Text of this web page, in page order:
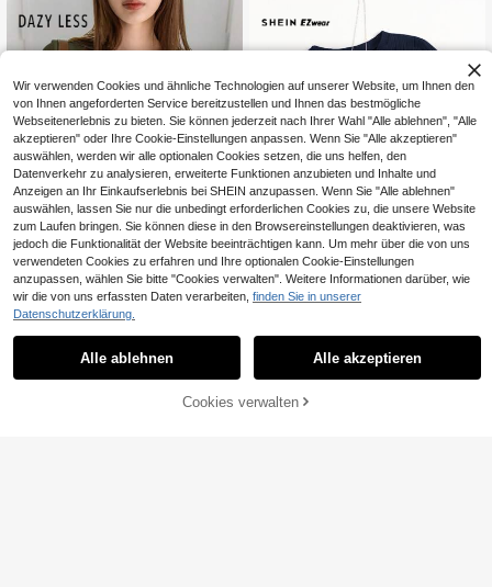
urzarm T-Shirt, einfache Mode Läss
ig Alltags Sommer Kleidung, Crop T
ops Damen Business Lässig Arbeits
Shirt mit gekräuseltem Saum
ZUM WARENKORB HINZUFÜGEN
Wir verwenden Cookies und ähnliche Technologien auf unserer Website, um Ihnen den
von Ihnen angeforderten Service bereitzustellen und Ihnen das bestmögliche
Webseitenerlebnis zu bieten. Sie können jederzeit nach Ihrer Wahl "Alle ablehnen", "Alle
akzeptieren" oder Ihre Cookie-Einstellungen anpassen. Wenn Sie "Alle akzeptieren"
auswählen, werden wir alle optionalen Cookies setzen, die uns helfen, den
Datenverkehr zu analysieren, erweiterte Funktionen anzubieten und Inhalte und
Anzeigen an Ihr Einkaufserlebnis bei SHEIN anzupassen. Wenn Sie "Alle ablehnen"
auswählen, lassen Sie nur die unbedingt erforderlichen Cookies zu, die unsere Website
zum Laufen bringen. Sie können diese in den Browsereinstellungen deaktivieren, was
jedoch die Funktionalität der Website beeinträchtigen kann. Um mehr über die von uns
verwendeten Cookies zu erfahren und Ihre optionalen Cookie-Einstellungen
anzupassen, wählen Sie bitte "Cookies verwalten". Weitere Informationen darüber, wie
wir die von uns erfassten Daten verarbeiten, finden Sie in unserer
Datenschutzerklärung.
Alle ablehnen Alle akzeptieren
Cookies verwalten